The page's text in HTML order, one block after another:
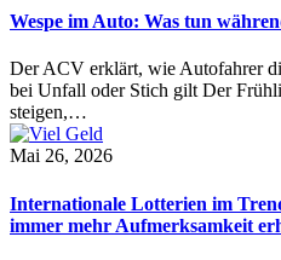
Wespe im Auto: Was tun
Der ACV erklärt, wie Autofahrer
bei Unfall oder Stich gilt Der
steigen,…
Mai 26, 2026
Internationale Lotterien im
immer mehr Aufmerksamkeit